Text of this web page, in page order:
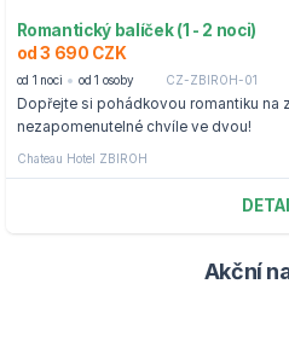
Romantický balíček (1 - 2 noci)
od 3 690 CZK
od 1 noci od 1 osoby CZ-ZBIROH-01
Dopřejte si pohádkovou romantiku na
nezapomenutelné chvíle ve dvou!
Chateau Hotel ZBIROH
Akční